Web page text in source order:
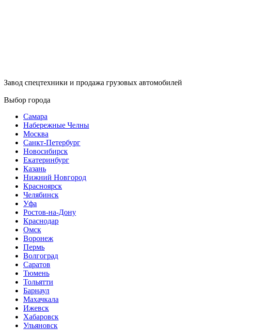
Завод спецтехники и продажа грузовых автомобилей
Выбор города
Самара
Набережные Челны
Москва
Санкт-Петербург
Новосибирск
Екатеринбург
Казань
Нижний Новгород
Красноярск
Челябинск
Уфа
Ростов-на-Дону
Краснодар
Омск
Воронеж
Пермь
Волгоград
Саратов
Тюмень
Тольятти
Барнаул
Махачкала
Ижевск
Хабаровск
Ульяновск